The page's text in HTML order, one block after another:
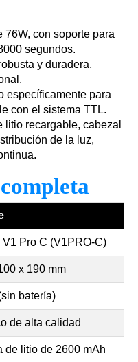
76W, con soporte para
segundos.
y duradera,
específicamente para
con el sistema TTL.
litio recargable, cabezal
de la luz,
V1 Pro C (V1PRO-C)
x 190 mm
batería)
de alta calidad
de litio de 2600 mAh